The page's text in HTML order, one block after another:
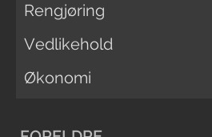
Rengjøring
Vedlikehold
Økonomi